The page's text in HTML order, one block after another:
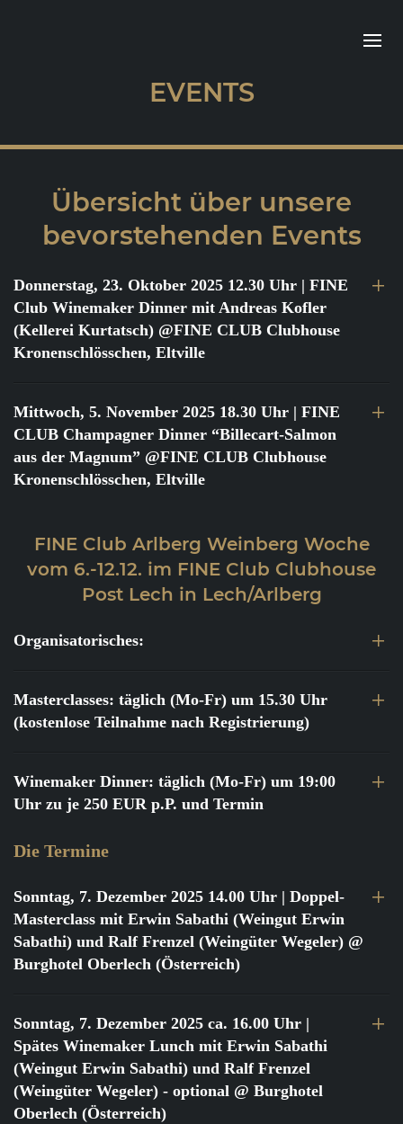
EVENTS
Übersicht über unsere
bevorstehenden Events
Donnerstag, 23. Oktober 2025 12.30 Uhr | FINE
Club Winemaker Dinner mit Andreas Kofler
(Kellerei Kurtatsch) @FINE CLUB Clubhouse
Kronenschlösschen, Eltville
Mittwoch, 5. November 2025 18.30 Uhr | FINE
CLUB Champagner Dinner “Billecart-Salmon
aus der Magnum” @FINE CLUB Clubhouse
Kronenschlösschen, Eltville
FINE Club Arlberg Weinberg Woche
vom 6.-12.12. im FINE Club Clubhouse
Post Lech in Lech/Arlberg
Organisatorisches:
Masterclasses: täglich (Mo-Fr) um 15.30 Uhr
(kostenlose Teilnahme nach Registrierung)
Winemaker Dinner: täglich (Mo-Fr) um 19:00
Uhr zu je 250 EUR p.P. und Termin
Die Termine
Sonntag, 7. Dezember 2025 14.00 Uhr | Doppel-
Masterclass mit Erwin Sabathi (Weingut Erwin
Sabathi) und Ralf Frenzel (Weingüter Wegeler) @
Burghotel Oberlech (Österreich)
Sonntag, 7. Dezember 2025 ca. 16.00 Uhr |
Spätes Winemaker Lunch mit Erwin Sabathi
(Weingut Erwin Sabathi) und Ralf Frenzel
(Weingüter Wegeler) - optional @ Burghotel
Oberlech (Österreich)